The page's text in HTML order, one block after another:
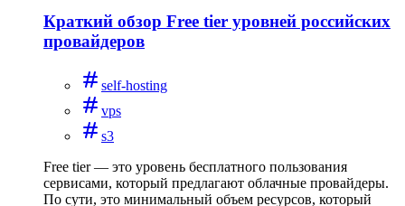
Краткий обзор Free tier уровней российских
провайдеров
self-hosting
vps
s3
Free tier — это уровень бесплатного пользования
сервисами, который предлагают облачные провайдеры.
По сути, это минимальный объем ресурсов, который